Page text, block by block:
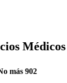
Médicos
más 902